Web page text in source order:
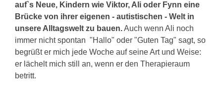
auf`s Neue, Kindern wie Viktor, Ali oder Fynn eine
Brücke von ihrer eigenen - autistischen - Welt in
unsere Alltagswelt zu bauen.Auch wenn Ali noch
immer nicht spontan "Hallo" oder "Guten Tag" sagt, so
begrüßt er mich jede Woche auf seine Art und Weise:
er lächelt mich still an, wenn er den Therapieraum
betritt.